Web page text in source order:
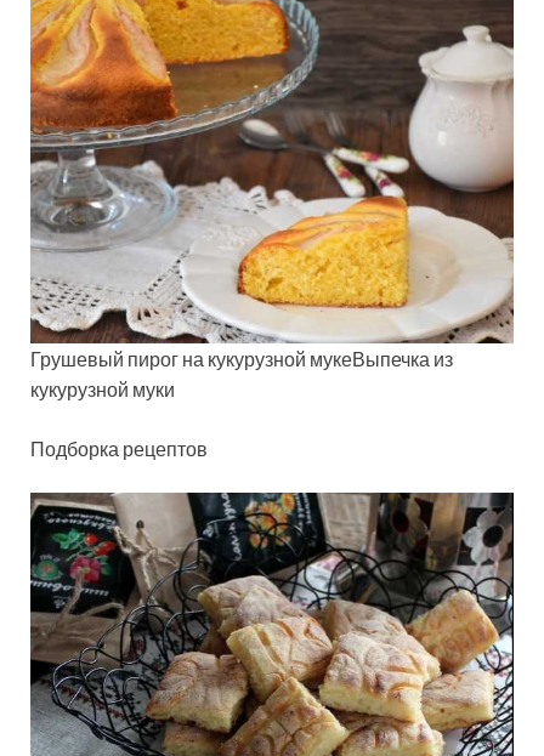
Грушевый пирог на кукурузной мукеВыпечка из
кукурузной муки
Подборка рецептов